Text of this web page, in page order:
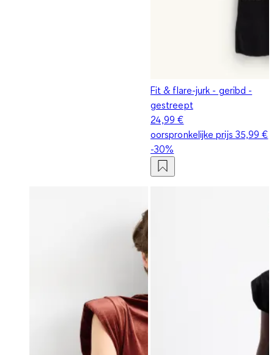
Fit & flare-jurk - geribd -
gestreept
24,99 €
oorspronkelijke prijs 35,99 €
-30%